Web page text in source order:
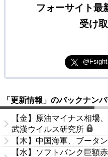
フォーサイト最
受け
「更新情報」のバックナン
【金】原油マイナス相場
武漢ウイルス研究所
【木】中国海軍、ブータ
【水】ソフトバンク巨額